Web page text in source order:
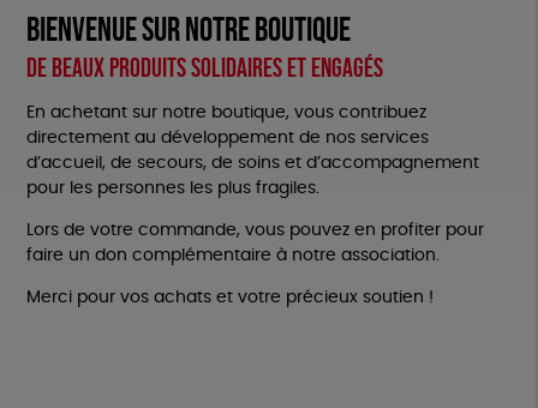
Bienvenue sur notre boutique
De beaux produits solidaires et engagés
En achetant sur notre boutique, vous contribuez
directement au développement de nos services
d’accueil, de secours, de soins et d’accompagnement
pour les personnes les plus fragiles.
Lors de votre commande, vous pouvez en profiter pour
faire un don complémentaire à notre association.
Merci pour vos achats et votre précieux soutien !